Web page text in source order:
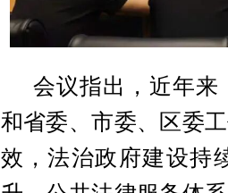
会议指出，近年来
和省委、市委、区委
效，法治政府建设持